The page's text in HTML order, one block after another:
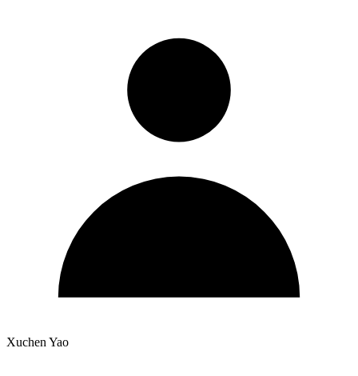
Xuchen Yao